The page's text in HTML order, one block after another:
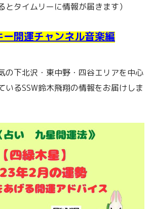
とタイムリーに情報が届きます）
開運チャンネル音楽編
の下北沢・東中野・四谷エリアを中心
いるSSW鈴木飛翔の情報をお届けしま